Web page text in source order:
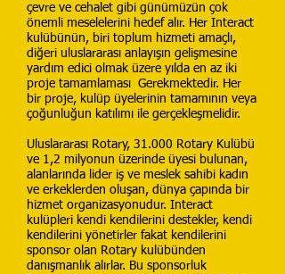
çevre ve cehalet gibi günümüzün çok
önemli meselelerini hedef alır. Her Interact
kulübünün, biri toplum hizmeti amaçlı,
diğeri uluslararası anlayışın gelişmesine
yardım edici olmak üzere yılda en az iki
proje tamamlaması Gerekmektedir. Her
bir proje, kulüp üyelerinin tamamının veya
çoğunluğun katılımı ile gerçekleşmelidir.
Uluslararası Rotary, 31.000 Rotary Kulübü
ve 1,2 milyonun üzerinde üyesi bulunan,
alanlarında lider iş ve meslek sahibi kadın
ve erkeklerden oluşan, dünya çapında bir
hizmet organizasyonudur. Interact
kulüpleri kendi kendilerini destekler, kendi
kendilerini yönetirler fakat kendilerini
sponsor olan Rotary kulübünden
danışmanlık alırlar. Bu sponsorluk